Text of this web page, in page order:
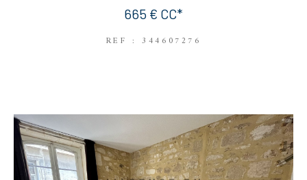
665 € CC*
REF : 344607276